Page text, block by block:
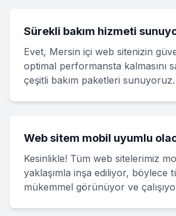
Sürekli bakım hizmeti
Evet, Mersin içi web sitenizin
optimal performansta kalmasını
çeşitli bakım paketleri sunuyoruz.
Web sitem mobil uyumlu
Kesinlikle! Tüm web sitelerimiz
yaklaşımla inşa ediliyor, böylece
mükemmel görünüyor ve